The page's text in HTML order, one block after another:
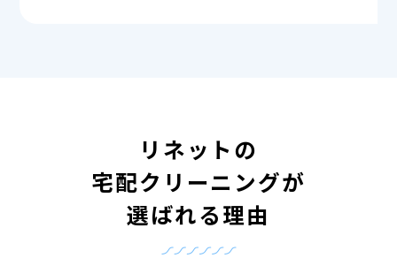
リネットの
宅配クリーニングが
選ばれる理由